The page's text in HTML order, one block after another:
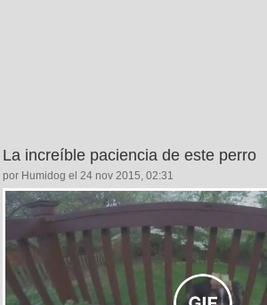
La increíble paciencia de este perro
por Humidog el 24 nov 2015, 02:31